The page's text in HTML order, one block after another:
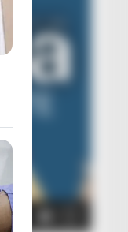
00:05